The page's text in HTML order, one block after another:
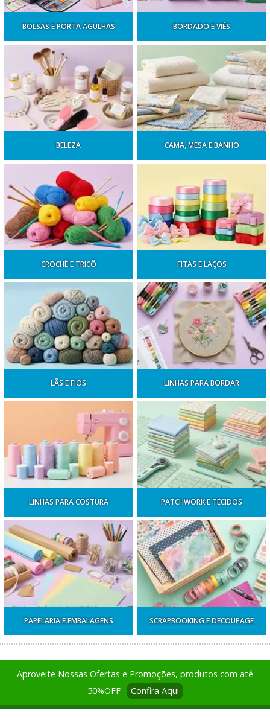
BOLSAS E PORTA AGULHAS BORDADO E VIÉS
BELEZA CAMA, MESA E BANHO
CROCHÊ E TRICÔ FITAS E LAÇOS
LÃS E FIOS LINHAS PARA BORDAR
LINHAS PARA COSTURA PATCHWORK E TECIDOS
PAPELARIA E EMBALAGENS SCRAPBOOKING E DECOUPAGE
Aproveite Nossas Ofertas e Promoções, produtos com até
50%OFF
Confira Aqui